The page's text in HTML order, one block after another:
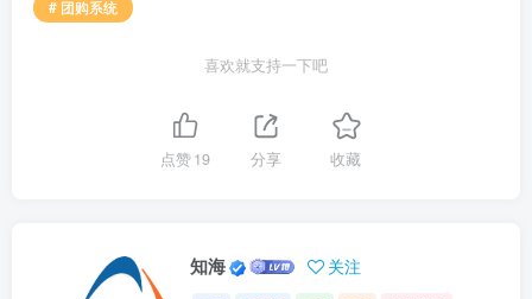
# 团购系统
喜欢就支持一下吧
点赞19 分享 收藏
知海 关注